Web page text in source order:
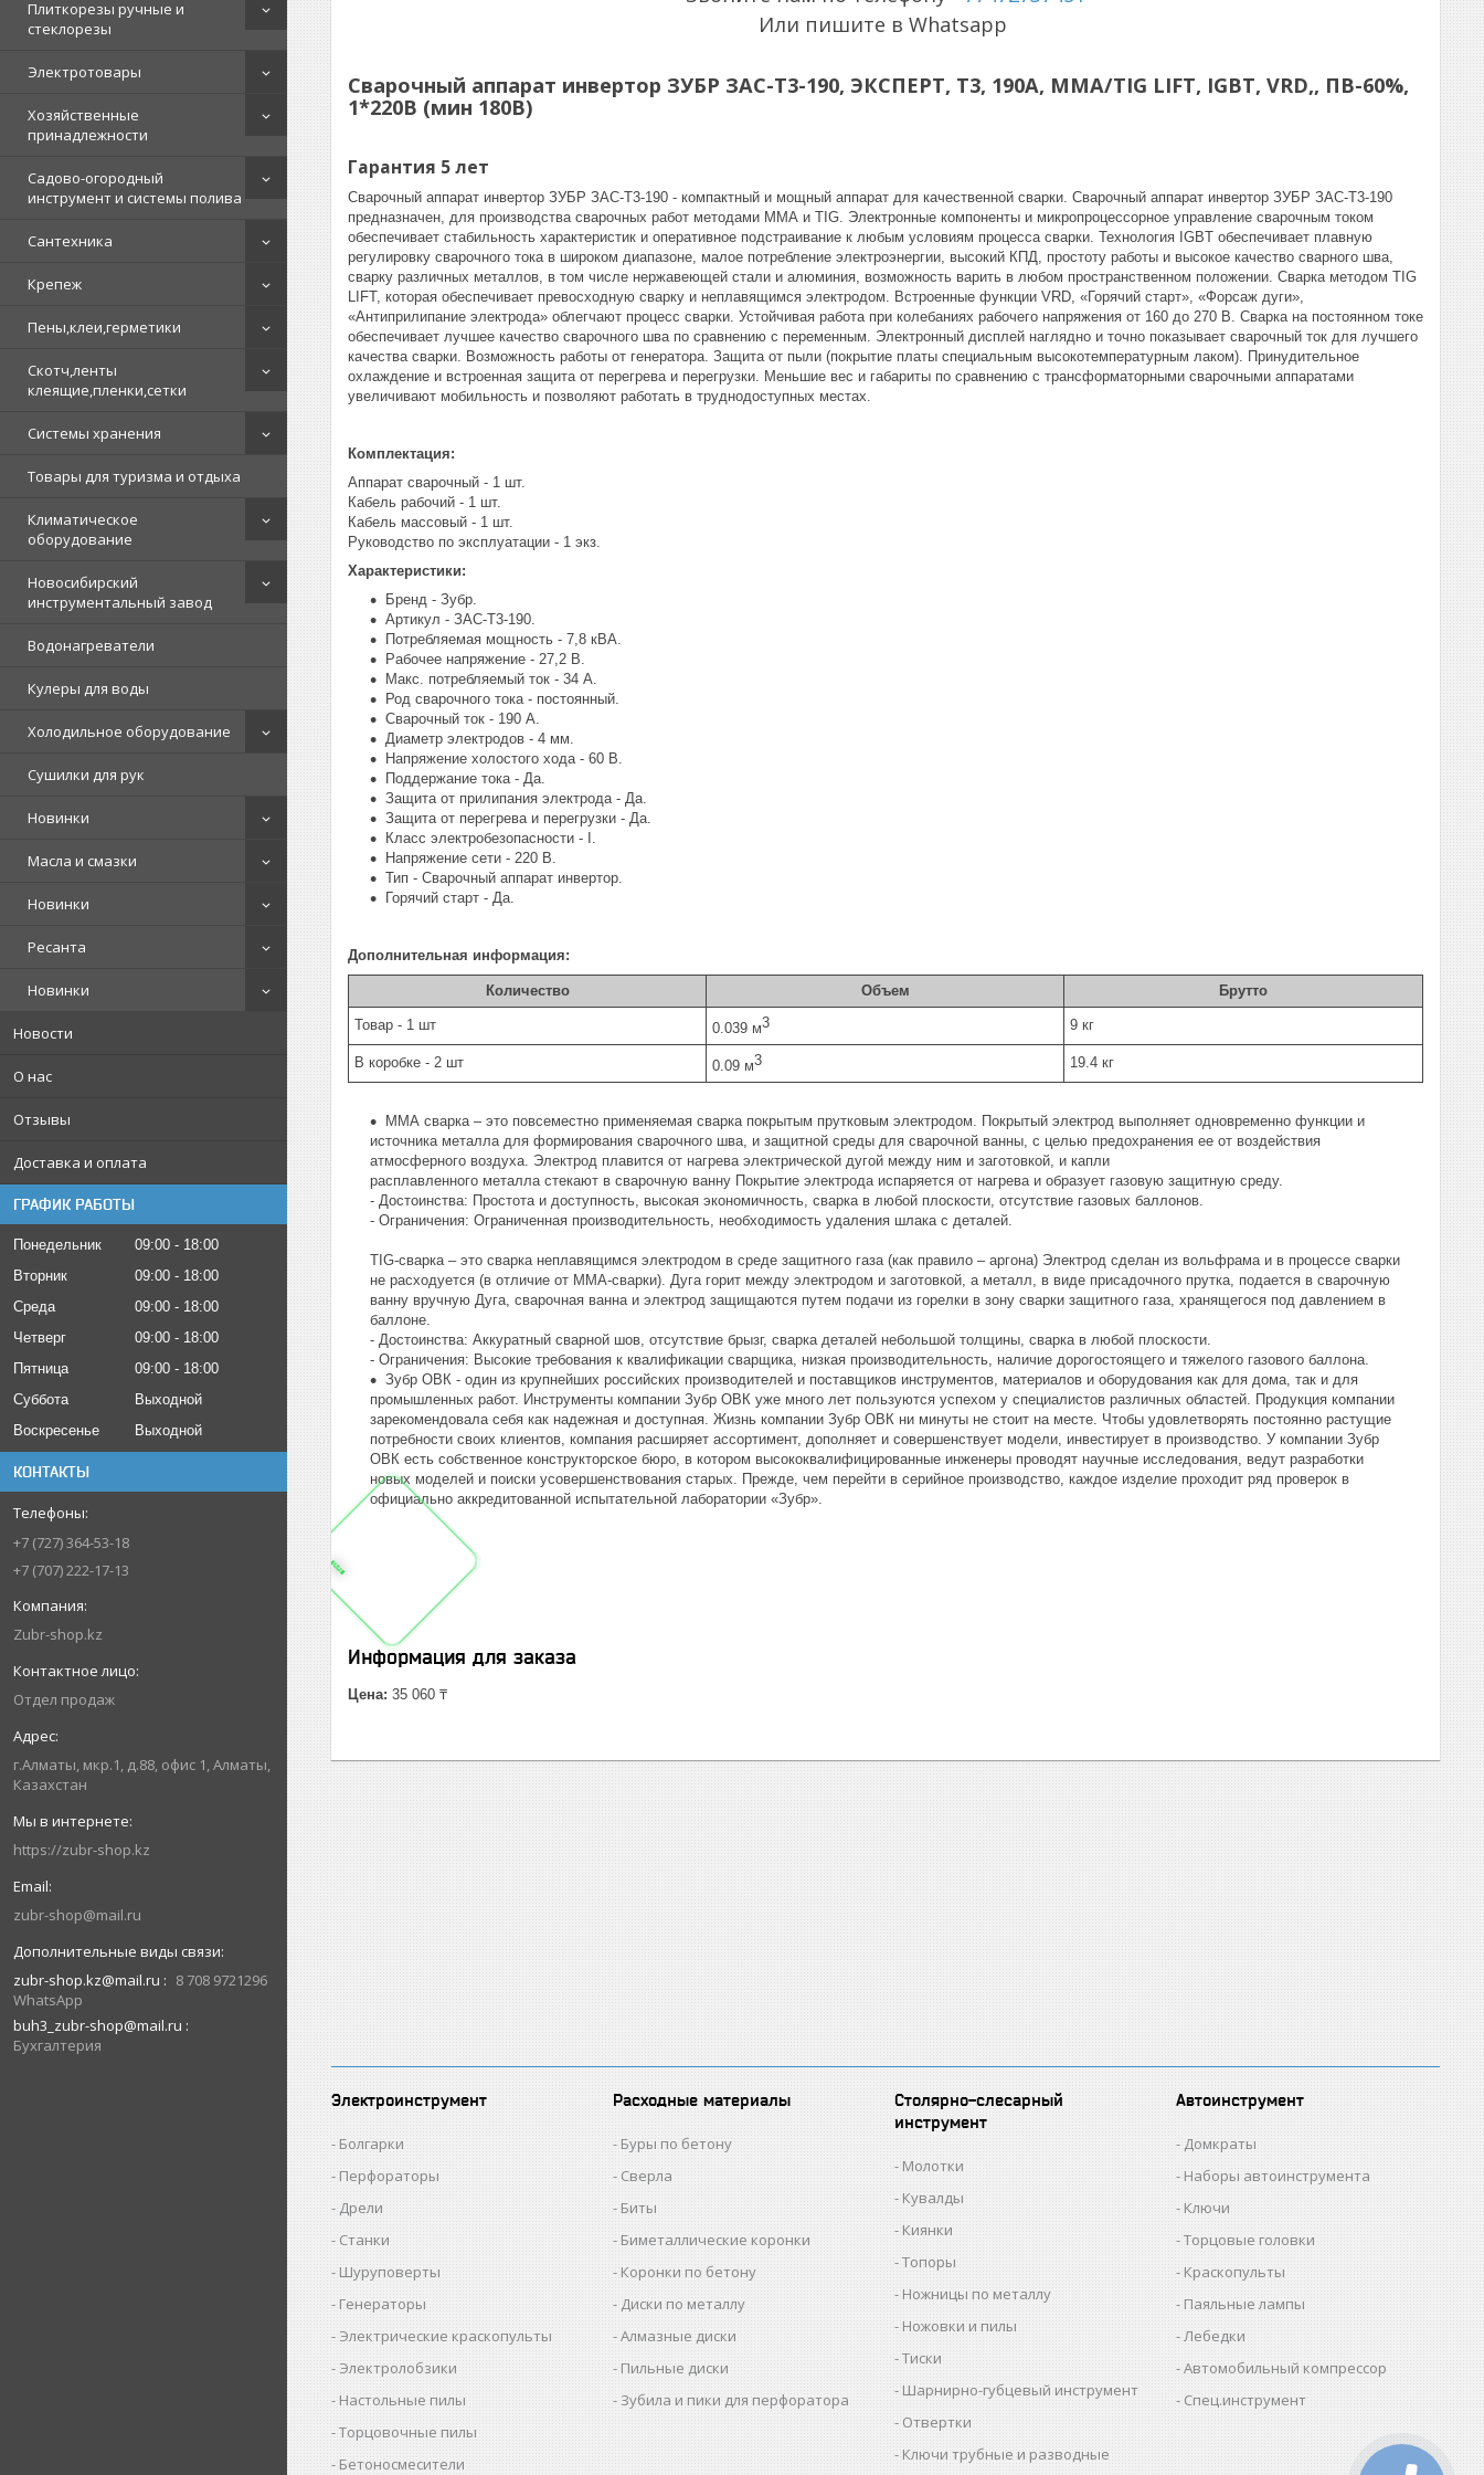
Плиткорезы ручные и
стеклорезы
Электротовары
Хозяйственные
принадлежности
Садово-огородный
инструмент и системы полива
Сантехника
Крепеж
Пены,клеи,герметики
Скотч,ленты
клеящие,пленки,сетки
Системы хранения
Товары для туризма и отдыха
Климатическое
оборудование
Новосибирский
инструментальный завод
Водонагреватели
Кулеры для воды
Холодильное оборудование
Сушилки для рук
Новинки
Масла и смазки
Новинки
Ресанта
Новинки
Новости
О нас
Отзывы
Доставка и оплата
ГРАФИК РАБОТЫ
Понедельник 09:00
18:00
Вторник
09:00
18:00
Среда
09:00
18:00
Четверг
09:00
18:00
Пятница
09:00
18:00
Суббота
Выходной
Воскресенье
Выходной
КОНТАКТЫ
+7 (727) 364-53-18
+7 (707) 222-17-13
Zubr-shop.kz
Отдел продаж
г.Алматы, мкр.1, д.88, офис 1, Алматы,
Казахстан
https://zubr-shop.kz
zubr-shop@mail.ru
zubr-shop.kz@mail.ru
8 708 9721296
WhatsApp
buh3_zubr-shop@mail.ru
Бухгалтерия
Или пишите в Whatsapp
Сварочный аппарат инвертор ЗУБР ЗАС-Т3-190, ЭКСПЕРТ, T3, 190А, MMA/TIG LIFT, IGBT, VRD,, ПВ-60%,
1*220В (мин 180В)
Гарантия 5 лет
Сварочный аппарат инвертор ЗУБР ЗАС-Т3-190 - компактный и мощный аппарат для качественной сварки. Сварочный аппарат инвертор ЗУБР ЗАС-Т3-190
предназначен, для производства сварочных работ методами ММА и TIG. Электронные компоненты и микропроцессорное управление сварочным током
обеспечивает стабильность характеристик и оперативное подстраивание к любым условиям процесса сварки. Технология IGBT обеспечивает плавную
регулировку сварочного тока в широком диапазоне, малое потребление электроэнергии, высокий КПД, простоту работы и высокое качество сварного шва,
сварку различных металлов, в том числе нержавеющей стали и алюминия, возможность варить в любом пространственном положении. Cварка методом TIG
LIFT, которая обеспечивает превосходную сварку и неплавящимся электродом. Встроенные функции VRD, «Горячий старт», «Форсаж дуги»,
«Антиприлипание электрода» облегчают процесс сварки. Устойчивая работа при колебаниях рабочего напряжения от 160 до 270 В. Сварка на постоянном токе
обеспечивает лучшее качество сварочного шва по сравнению с переменным. Электронный дисплей наглядно и точно показывает сварочный ток для лучшего
качества сварки. Возможность работы от генератора. Защита от пыли (покрытие платы специальным высокотемпературным лаком). Принудительное
охлаждение и встроенная защита от перегрева и перегрузки. Меньшие вес и габариты по сравнению с трансформаторными сварочными аппаратами
увеличивают мобильность и позволяют работать в труднодоступных местах.
Комплектация:
Аппарат сварочный - 1 шт.
Кабель рабочий - 1 шт.
Кабель массовый - 1 шт.
Руководство по эксплуатации - 1 экз.
Характеристики:
Бренд - Зубр.
Артикул - ЗАС-Т3-190.
Потребляемая мощность - 7,8 кВА.
Рабочее напряжение - 27,2 В.
Макс. потребляемый ток - 34 А.
Род сварочного тока - постоянный.
Сварочный ток - 190 А.
Диаметр электродов - 4 мм.
Напряжение холостого хода - 60 В.
Поддержание тока - Да.
Защита от прилипания электрода - Да.
Защита от перегрева и перегрузки - Да.
Класс электробезопасности - I.
Напряжение сети - 220 В.
Тип - Сварочный аппарат инвертор.
Горячий старт - Да.
Дополнительная информация:
Количество Объем Брутто
Товар - 1 шт 0.039 м3 9 кг
В коробке - 2 шт 0.09 м3 19.4 кг
MMА сварка – это повсеместно применяемая сварка покрытым прутковым электродом. Покрытый электрод выполняет одновременно функции и
источника металла для формирования сварочного шва, и защитной среды для сварочной ванны, с целью предохранения ее от воздействия
атмосферного воздуха. Электрод плавится от нагрева электрической дугой между ним и заготовкой, и капли
расплавленного металла стекают в сварочную ванну Покрытие электрода испаряется от нагрева и образует газовую защитную среду.
- Достоинства: Простота и доступность, высокая экономичность, сварка в любой плоскости, отсутствие газовых баллонов.
- Ограничения: Ограниченная производительность, необходимость удаления шлака с деталей.
TIG-сварка – это сварка неплавящимся электродом в среде защитного газа (как правило – аргона) Электрод сделан из вольфрама и в процессе сварки
не расходуется (в отличие от ММА-сварки). Дуга горит между электродом и заготовкой, а металл, в виде присадочного прутка, подается в сварочную
ванну вручную Дуга, сварочная ванна и электрод защищаются путем подачи из горелки в зону сварки защитного газа, хранящегося под давлением в
баллоне.
- Достоинства: Аккуратный сварной шов, отсутствие брызг, сварка деталей небольшой толщины, сварка в любой плоскости.
- Ограничения: Высокие требования к квалификации сварщика, низкая производительность, наличие дорогостоящего и тяжелого газового баллона.
Зубр ОВК - один из крупнейших российских производителей и поставщиков инструментов, материалов и оборудования как для дома, так и для
промышленных работ. Инструменты компании Зубр ОВК уже много лет пользуются успехом у специалистов различных областей. Продукция компании
зарекомендовала себя как надежная и доступная. Жизнь компании Зубр ОВК ни минуты не стоит на месте. Чтобы удовлетворять постоянно растущие
потребности своих клиентов, компания расширяет ассортимент, дополняет и совершенствует модели, инвестирует в производство. У компании Зубр
ОВК есть собственное конструкторское бюро, в котором высококвалифицированные инженеры проводят научные исследования, ведут разработки
новых моделей и поиски усовершенствования старых. Прежде, чем перейти в серийное производство, каждое изделие проходит ряд проверок в
официально аккредитованной испытательной лаборатории «Зубр».
Информация для заказа
Цена: 35 060 ₸
Электроинструмент
Болгарки
Перфораторы
Дрели
Станки
Шуруповерты
Генераторы
Электрические краскопульты
Электролобзики
Настольные пилы
Торцовочные пилы
Бетоносмесители
Расходные материалы
Буры по бетону
Сверла
Биты
Биметаллические коронки
Коронки по бетону
Диски по металлу
Алмазные диски
Пильные диски
Зубила и пики для перфоратора
Столярно-слесарный
инструмент
Молотки
Кувалды
Киянки
Топоры
Ножницы по металлу
Ножовки и пилы
Тиски
Шарнирно-губцевый инструмент
Отвертки
Ключи трубные и разводные
Автоинструмент
Домкраты
Наборы автоинструмента
Ключи
Торцовые головки
Краскопульты
Паяльные лампы
Лебедки
Автомобильный компрессор
Спец.инструмент